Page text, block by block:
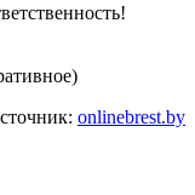
onlinebrest.by